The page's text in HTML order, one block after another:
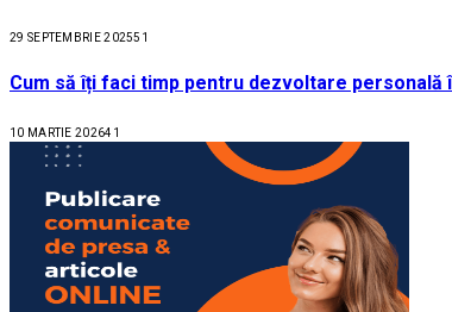
29 SEPTEMBRIE 202551
Cum să îți faci timp pentru dezvoltare personală
10 MARTIE 202641